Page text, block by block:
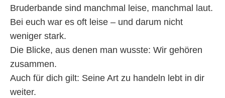
Bruderbande sind manchmal leise, manchmal laut.
Bei euch war es oft leise – und darum nicht
weniger stark.
Die Blicke, aus denen man wusste: Wir gehören
zusammen.
Auch für dich gilt: Seine Art zu handeln lebt in dir
weiter.